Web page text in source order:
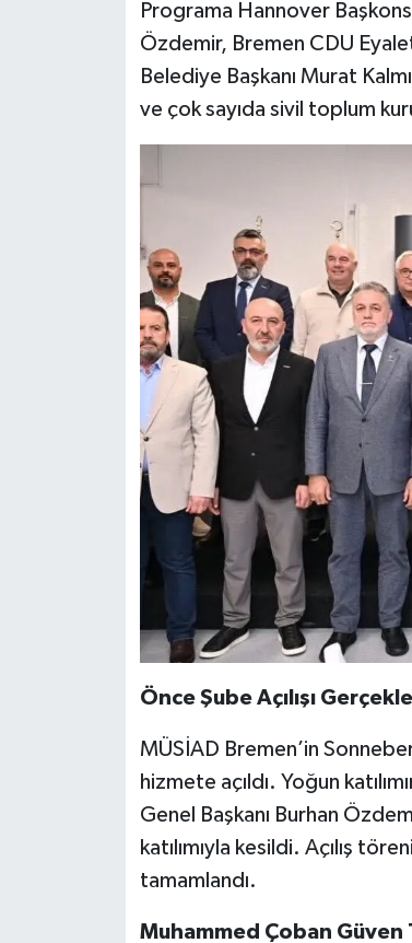
Programa Hannover
Özdemir, Bremen CDU
Belediye Başkanı Murat
ve çok sayıda sivil toplum
Önce Şube Açılışı
MÜSİAD Bremen’in
hizmete açıldı. Yoğun
Genel Başkanı Burhan
katılımıyla kesildi. Açılış
tamamlandı.
Muhammed Çoban Güven